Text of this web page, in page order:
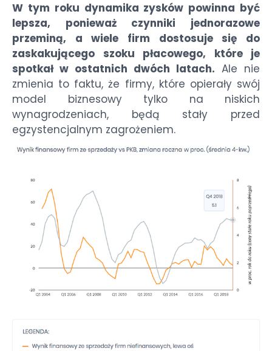
W tym roku dynamika zysków powinna być
lepsza, ponieważ czynniki jednorazowe
przeminą, a wiele firm dostosuje się do
zaskakującego szoku płacowego, które je
spotkał w ostatnich dwóch latach. Ale nie
zmienia to faktu, że firmy, które opierały swój
model biznesowy tylko na niskich
wynagrodzeniach, będą stały przed
egzystencjalnym zagrożeniem.